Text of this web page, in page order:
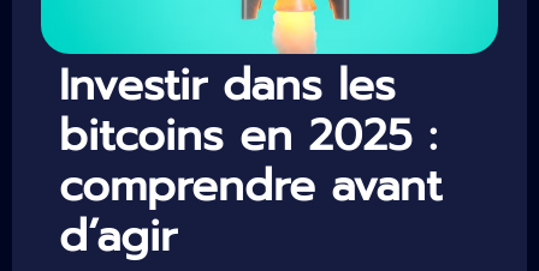
Investir dans les
bitcoins en 2025 :
comprendre avant
d’agir